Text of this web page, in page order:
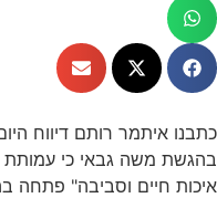
כתבנו איתמר רותם דיווח
בהגשת משה גבאי כי עמותת
איכות חיים וסביבה" פתחה